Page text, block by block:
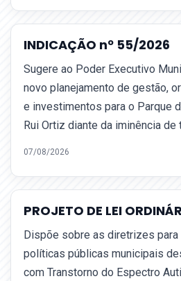
INDICAÇÃO nº 55/2026
Sugere ao Poder Executivo
novo planejamento de gestão,
e investimentos para o Parque
Rui Ortiz diante da iminência
07/08/2026
PROJETO DE LEI
Dispõe sobre as diretrizes
políticas públicas municipais
com Transtorno do Espectro